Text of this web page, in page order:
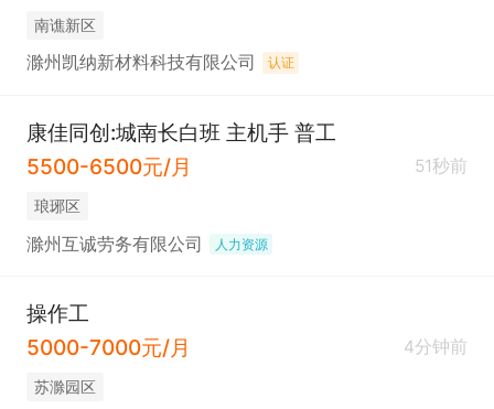
南谯新区
滁州凯纳新材料科技有限公司 认证
康佳同创:城南长白班 主机手 普工
5500-6500元/月
51秒前
琅琊区
滁州互诚劳务有限公司 人力资源
操作工
5000-7000元/月
4分钟前
苏滁园区